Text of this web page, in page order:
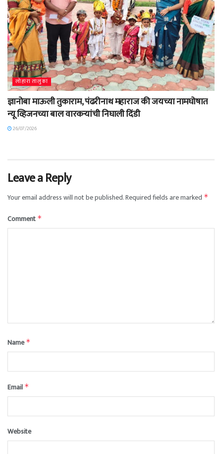
लोहारा तालुका
ज्ञानोबा माऊली तुकाराम, पंढरीनाथ महाराज की जयच्या नामघोषात
न्यू व्हिजनच्या बाल वारकऱ्यांची निघाली दिंडी
26/07/2026
Leave a Reply
Your email address will not be published.Required fields are marked *
Comment *
Name*
Email *
Website